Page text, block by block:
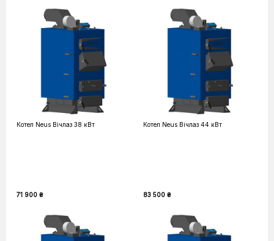
Котел Neus Вічлаз 38 кВт
71 900 ₴
Котел Neus Вічлаз 44 кВт
83 500 ₴